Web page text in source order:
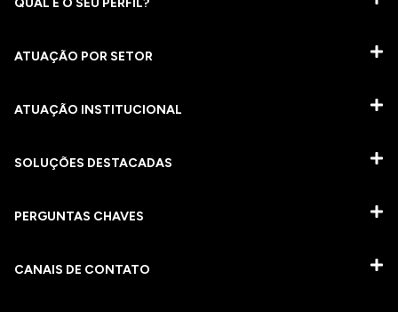
QUAL É O SEU PERFIL?
ATUAÇÃO POR SETOR
ATUAÇÃO INSTITUCIONAL
SOLUÇÕES DESTACADAS
PERGUNTAS CHAVES​
CANAIS DE CONTATO